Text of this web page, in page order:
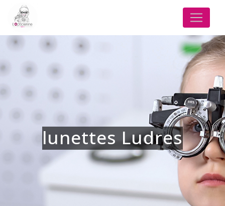
Panneau de gestion des cookies
lunettes Ludres